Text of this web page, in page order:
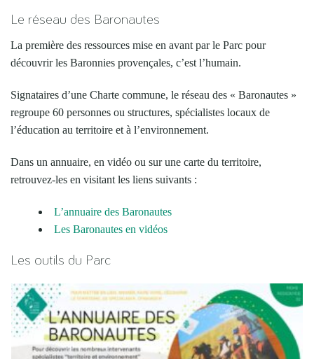
Le réseau des Baronautes
La première des ressources mise en avant par le Parc pour
découvrir les Baronnies provençales, c’est l’humain.
Signataires d’une Charte commune, le réseau des « Baronautes »
regroupe 60 personnes ou structures, spécialistes locaux de
l’éducation au territoire et à l’environnement.
Dans un annuaire, en vidéo ou sur une carte du territoire,
retrouvez-les en visitant les liens suivants :
L’annuaire des Baronautes
Les Baronautes en vidéos
Les outils du Parc